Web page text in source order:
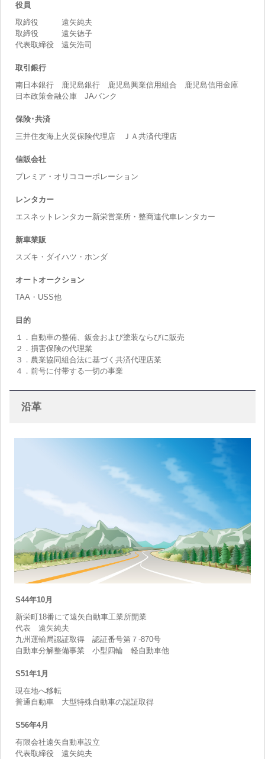
役員
取締役 遠矢純夫
取締役 遠矢徳子
代表取締役 遠矢浩司
取引銀行
南日本銀行 鹿児島銀行 鹿児島興業信用組合 鹿児島信用金庫
日本政策金融公庫 JAバンク
保険･共済
三井住友海上火災保険代理店 ＪＡ共済代理店
信販会社
プレミア・オリココーポレーション
レンタカー
エスネットレンタカー新栄営業所・整商連代車レンタカー
新車業販
スズキ・ダイハツ・ホンダ
オートオークション
TAA・USS他
目的
１．自動車の整備、鈑金および塗装ならびに販売
２．損害保険の代理業
３．農業協同組合法に基づく共済代理店業
４．前号に付帯する一切の事業
沿革
S44年10月
新栄町18番にて遠矢自動車工業所開業
代表 遠矢純夫
九州運輸局認証取得 認証番号第７-870号
自動車分解整備事業 小型四輪 軽自動車他
S51年1月
現在地へ移転
普通自動車 大型特殊自動車の認証取得
S56年4月
有限会社遠矢自動車設立
代表取締役 遠矢純夫